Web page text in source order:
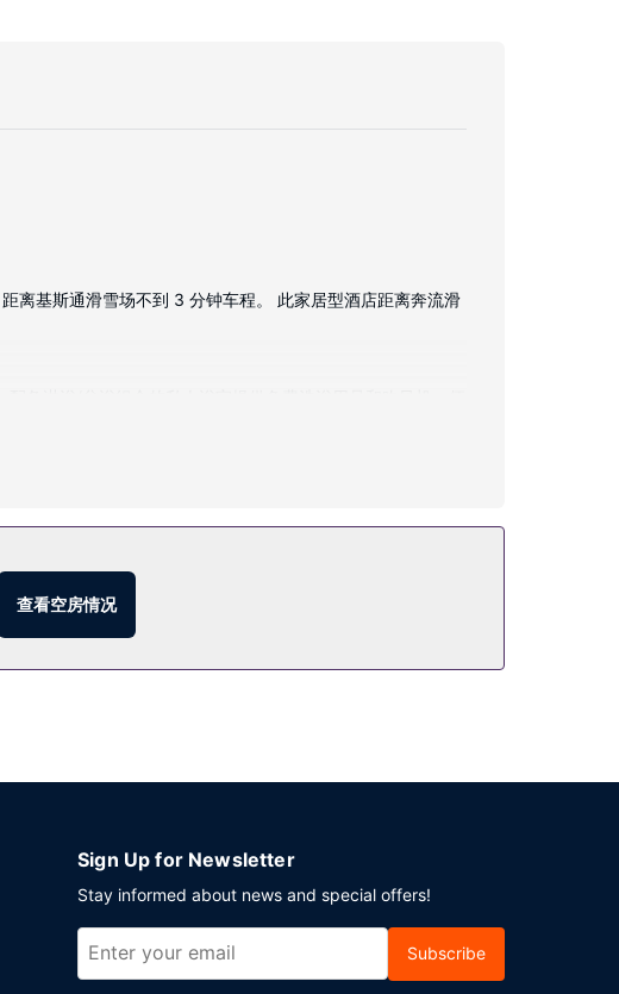
离基斯通滑雪场不到 3 分钟车程。 此家居型酒店距离奔流滑
不妨去酒吧/酒廊轻松一下。
查看空房情况
Sign Up for Newsletter
Stay informed about news and special offers!
Subscribe